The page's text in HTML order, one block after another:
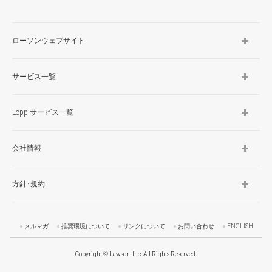
ローソンウェブサイト
サービス一覧
Loppiサービス一覧
会社情報
方針･規約
メルマガ 推奨環境について リンクについて お問い合わせ ENGLISH
Copyright © Lawson, Inc. All Rights Reserved.